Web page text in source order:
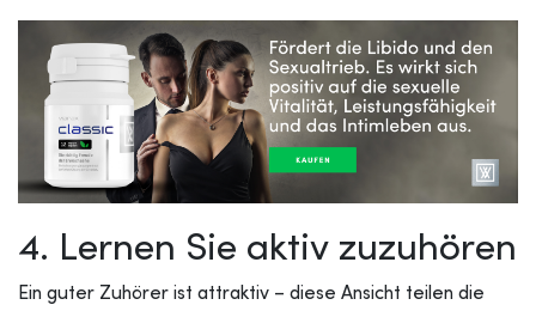
4. Lernen Sie aktiv zuzuhören
Ein guter Zuhörer ist attraktiv – diese Ansicht teilen die